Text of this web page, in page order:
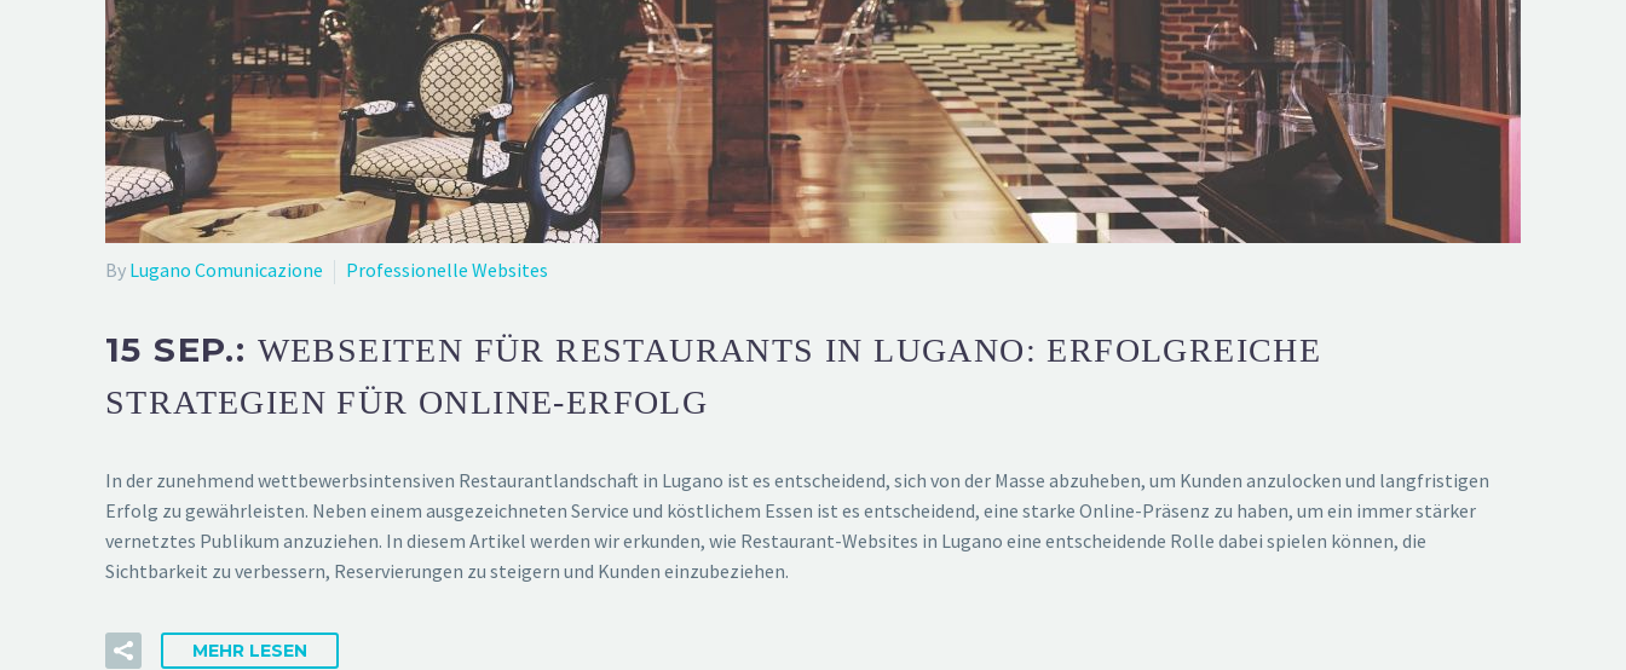
By Lugano Comunicazione Professionelle Websites
15 SEP.: WEBSEITEN FÜR RESTAURANTS IN LUGANO: ERFOLGREICHE
STRATEGIEN FÜR ONLINE-ERFOLG
In der zunehmend wettbewerbsintensiven Restaurantlandschaft in Lugano ist es entscheidend, sich von der Masse abzuheben, um Kunden anzulocken und langfristigen
Erfolg zu gewährleisten. Neben einem ausgezeichneten Service und köstlichem Essen ist es entscheidend, eine starke Online-Präsenz zu haben, um ein immer stärker
vernetztes Publikum anzuziehen. In diesem Artikel werden wir erkunden, wie Restaurant-Websites in Lugano eine entscheidende Rolle dabei spielen können, die
Sichtbarkeit zu verbessern, Reservierungen zu steigern und Kunden einzubeziehen.
MEHR LESEN